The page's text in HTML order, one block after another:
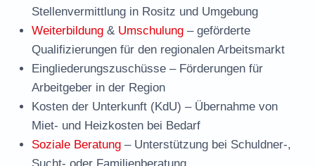
Stellenvermittlung in Rositz und Umgebung
Weiterbildung & Umschulung – geförderte
Qualifizierungen für den regionalen Arbeitsmarkt
Eingliederungszuschüsse – Förderungen für
Arbeitgeber in der Region
Kosten der Unterkunft (KdU) – Übernahme von
Miet- und Heizkosten bei Bedarf
Soziale Beratung – Unterstützung bei Schuldner-,